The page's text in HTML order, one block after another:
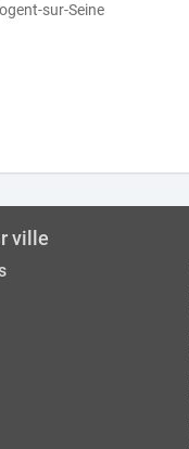
sur-Seine
ville